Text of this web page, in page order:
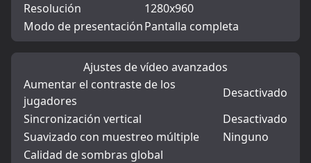
Resolución
1280x960
Modo de presentaciónPantalla completa
Ajustes de vídeo avanzados
Aumentar el contraste de los
jugadores
Desactivado
Sincronización vertical
Desactivado
Suavizado con muestreo múltiple
Ninguno
Calidad de sombras global